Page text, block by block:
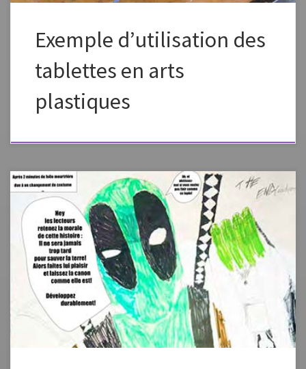
Exemple d’utilisation des
tablettes en arts
plastiques
Cette année l’ile accueille au printemps 2016 l’auteur Lupano pour sa
bande dessinée « Un océan d’amour ». Travaux d’élèves: le
développement durable en BD